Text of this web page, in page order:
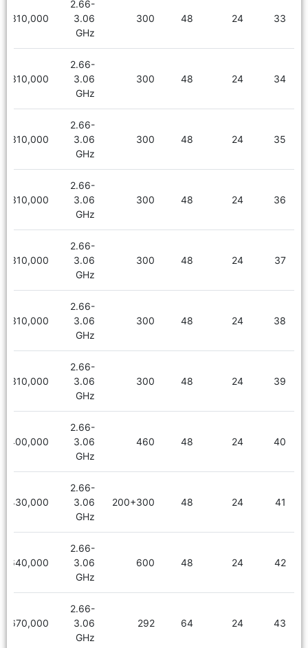
33
24
48
300
2.66-
3.06
GHz
2,310,000
34
24
48
300
2.66-
3.06
GHz
2,310,000
35
24
48
300
2.66-
3.06
GHz
2,310,000
36
24
48
300
2.66-
3.06
GHz
2,310,000
37
24
48
300
2.66-
3.06
GHz
2,310,000
38
24
48
300
2.66-
3.06
GHz
2,310,000
39
24
48
300
2.66-
3.06
GHz
2,310,000
40
24
48
460
2.66-
3.06
GHz
2,400,000
41
24
48
200+300
2.66-
3.06
GHz
2,430,000
42
24
48
600
2.66-
3.06
GHz
2,640,000
43
24
64
292
2.66-
3.06
GHz
2,670,000